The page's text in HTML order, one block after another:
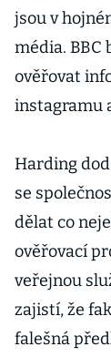
jsou v
média. BBC
ověřovat
instagramu
Harding
se
dělat co
ověřovací
veřejnou
zajistí, že
falešná